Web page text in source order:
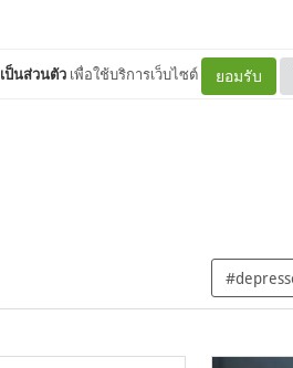
ป็นส่วนตัว เพื่อใช้บริการเว็บไซต์ ยอมรับ